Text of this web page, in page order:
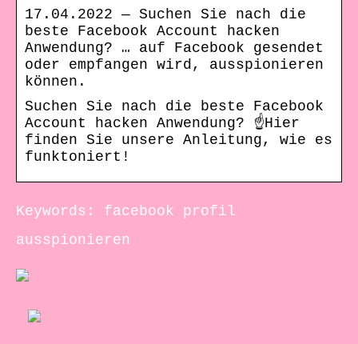
17.04.2022 — Suchen Sie nach die
beste Facebook Account hacken
Anwendung? … auf Facebook gesendet
oder empfangen wird, ausspionieren
können.
Suchen Sie nach die beste Facebook
Account hacken Anwendung? ☝Hier
finden Sie unsere Anleitung, wie es
funktoniert!
Keywords: facebook profil
ausspionieren